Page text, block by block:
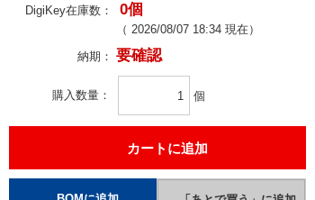
DigiKey在庫数： 0個
（ 2026/08/07 18:34 現在）
納期： 要確認
購入数量 個